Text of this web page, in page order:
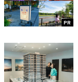
PR